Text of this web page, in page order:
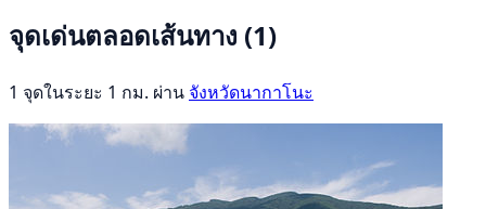
จุดเด่นตลอดเส้นทาง (1)
1 จุดในระยะ 1 กม. ผ่าน จังหวัดนากาโนะ